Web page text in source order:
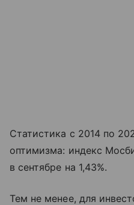
Статистика с 2014 по
оптимизма: индекс
в сентябре на 1,43%.
Тем не менее, для